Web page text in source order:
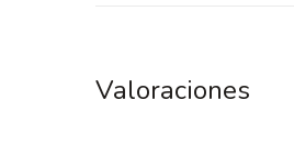
Valoraciones